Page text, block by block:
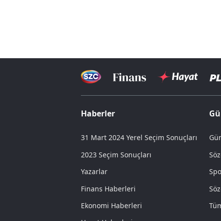
Haberler
31 Mart 2024 Yerel Seçim Sonuçları
2023 Seçim Sonuçları
Yazarlar
Finans Haberleri
Ekonomi Haberleri